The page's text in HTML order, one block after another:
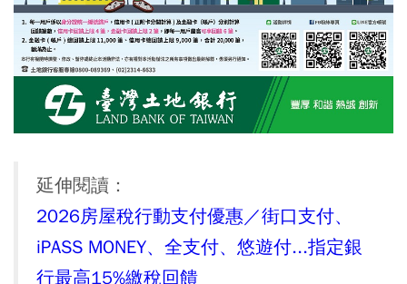
延伸閱讀：
2026房屋稅行動支付優惠／街口支付、
iPASS MONEY、全支付、悠遊付...指定銀
行最高15%繳稅回饋